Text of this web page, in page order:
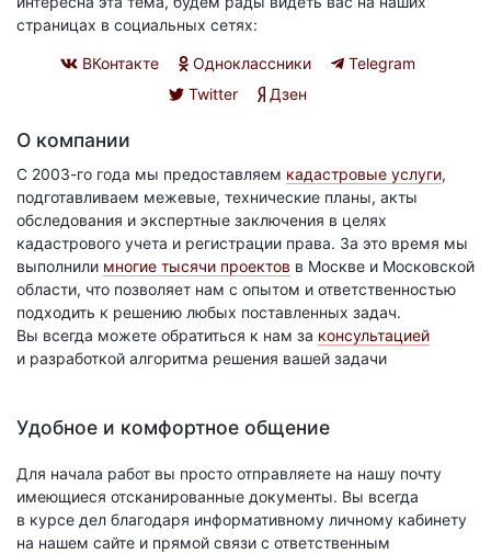
страницах в социальных сетях:
ВКонтакте Одноклассники
Telegram
Twitter
Дзен
О компании
С 2003-го года мы предоставляем кадастровые услуги,
подготавливаем межевые, технические планы, акты
обследования и экспертные заключения в целях
кадастрового учета и регистрации права. За это время мы
выполнили многие тысячи проектов в Москве и Московской
области, что позволяет нам с опытом и ответственностью
подходить к решению любых поставленных задач.
Вы всегда можете обратиться к нам за консультацией
и разработкой алгоритма решения вашей задачи
Удобное и комфортное общение
Для начала работ вы просто отправляете на нашу почту
имеющиеся отсканированные документы. Вы всегда
в курсе дел благодаря информативному личному кабинету
на нашем сайте и прямой связи с ответственным